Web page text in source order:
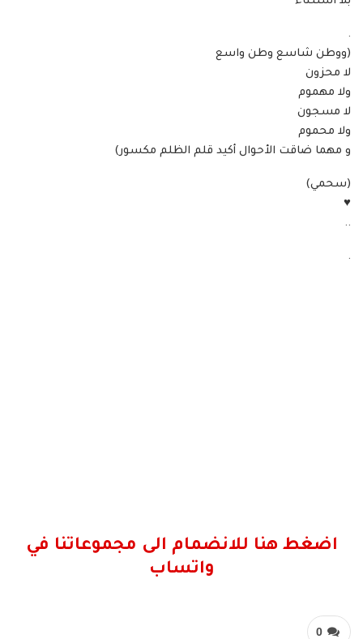
.
(ووطن شاسع وطن واسع
لا محزون
ولا مهموم
لا مسجون
ولا محموم
و مهما ضاقت الأحوال أكيد قلم الظلم مكسور)
(سحمي)
♥
..
.
اضغط هنا للانضمام الى مجموعاتنا في
واتساب
0